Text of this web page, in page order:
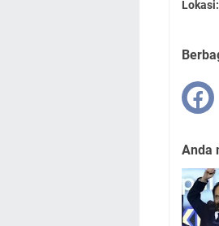
Lokasi:
Anda